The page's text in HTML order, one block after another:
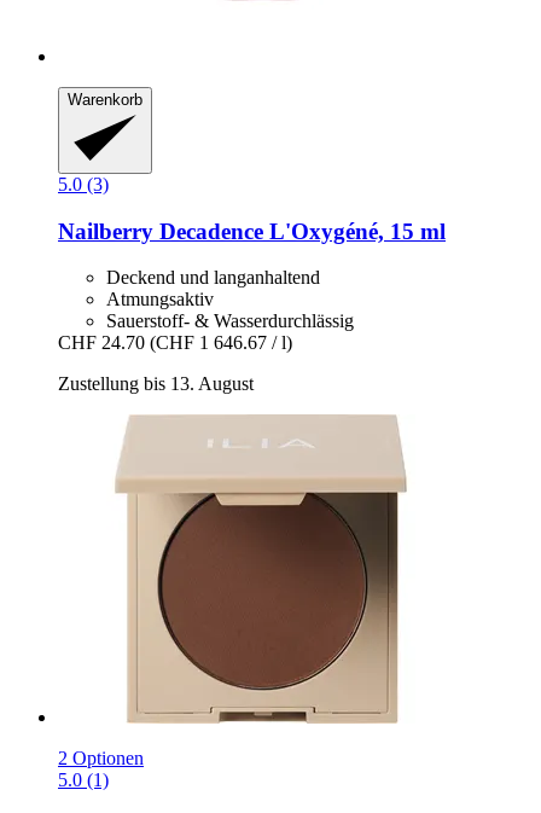
Warenkorb
5.0 (3)
Nailberry Decadence L'Oxygéné, 15 ml
Deckend und langanhaltend
Atmungsaktiv
Sauerstoff- & Wasserdurchlässig
CHF 24.70 (CHF 1 646.67 / l)
Zustellung bis 13. August
2 Optionen
5.0 (1)